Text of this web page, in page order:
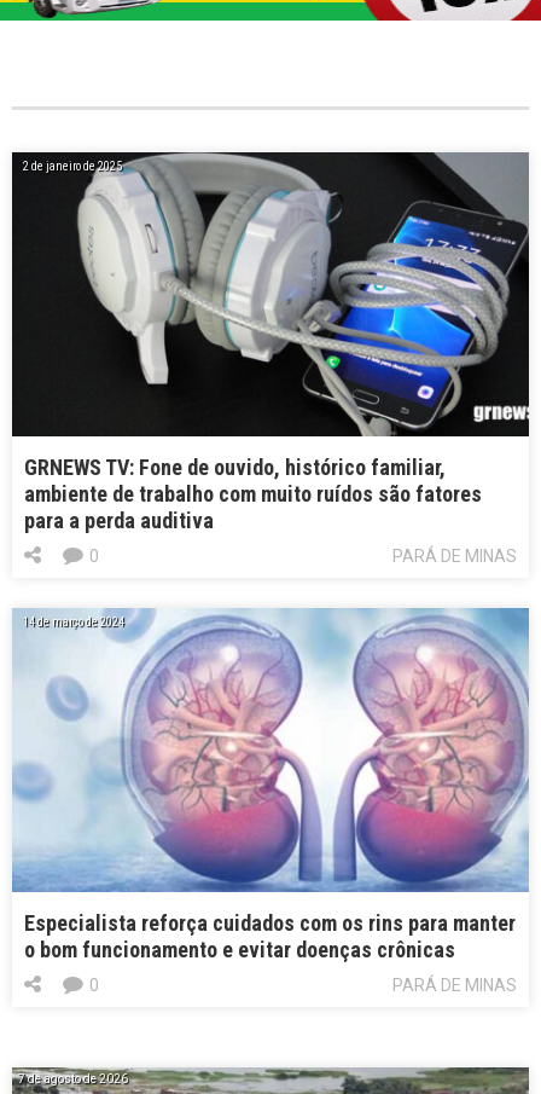
2 de janeiro de 2025
GRNEWS TV: Fone de ouvido, histórico familiar,
ambiente de trabalho com muito ruídos são fatores
para a perda auditiva
PARÁ DE MINAS
0
14 de março de 2024
Especialista reforça cuidados com os rins para manter
o bom funcionamento e evitar doenças crônicas
PARÁ DE MINAS
0
7 de agosto de 2026